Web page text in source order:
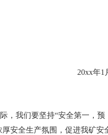
20xx年1
，我们要坚持“安全第一，预
安全生产氛围，促进我矿安